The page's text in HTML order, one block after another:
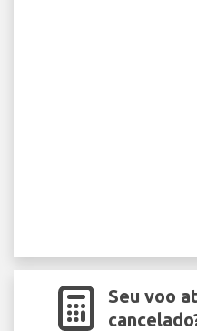
Seu voo